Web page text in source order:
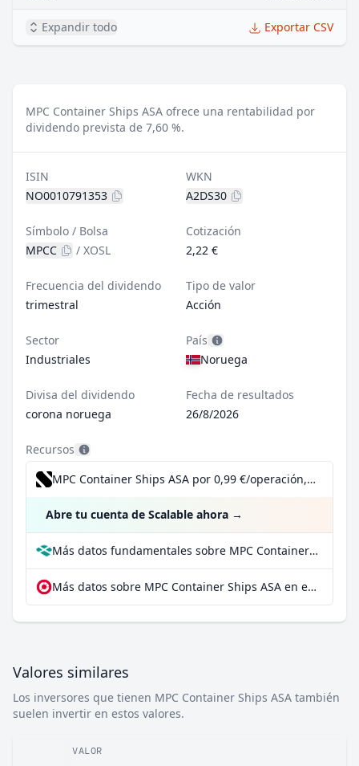
Expandir todo Exportar CSV
MPC Container Ships ASA ofrece una rentabilidad por
dividendo prevista de 7,60 %.
ISIN
NO0010791353
WKN
A2DS30
Símbolo / Bolsa
MPCC
/ XOSL
Cotización
2,22 €
Frecuencia del dividendo
trimestral
Tipo de valor
Acción
Sector
Industriales
País
Noruega
Divisa del dividendo
corona noruega
Fecha de resultados
26/8/2026
Recursos
MPC Container Ships ASA por 0,99 €/operación, incluido el Dividend Reinvestment Plan
Abre tu cuenta de Scalable ahora →
Más datos fundamentales sobre MPC Container Ships ASA en Parqet
Más datos sobre MPC Container Ships ASA en extraETF
Valores similares
Los inversores que tienen MPC Container Ships ASA también
suelen invertir en estos valores.
VALOR